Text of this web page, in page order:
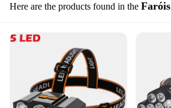
Here are the products found in the Faróis